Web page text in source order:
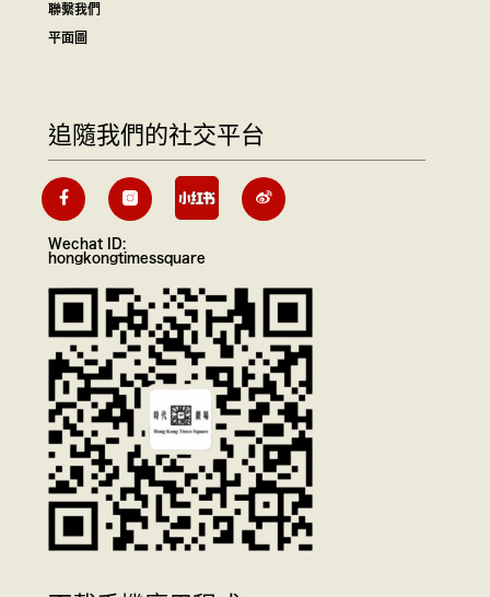
聯繫我們
平面圖
追隨我們的社交平台
Wechat ID:
hongkongtimessquare